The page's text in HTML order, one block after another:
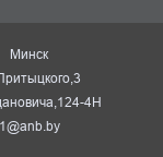
Минск
4Н
1@anb.by